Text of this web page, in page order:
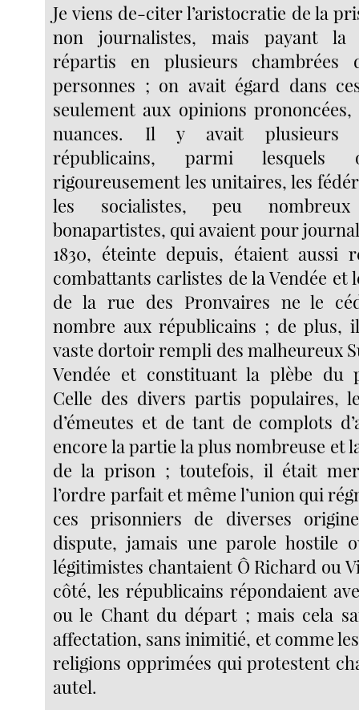
Je viens de-citer l’aristocratie de la
non journalistes, mais payant la
répartis en plusieurs
personnes ; on avait égard dans
seulement aux opinions
nuances. Il y avait plusieurs
républicains, parmi lesquels
rigoureusement les unitaires, les
les socialistes, peu
bonapartistes, qui avaient pour
1830, éteinte depuis, étaient aussi
combattants carlistes de la Vendée et
de la rue des Pronvaires ne le
nombre aux républicains ; de plus,
vaste dortoir rempli des malheureux
Vendée et constituant la plèbe du
Celle des divers partis populaires,
d’émeutes et de tant de complots
encore la partie la plus nombreuse et
de la prison ; toutefois, il était
l’ordre parfait et même l’union qui
ces prisonniers de diverses
dispute, jamais une parole hostile
légitimistes chantaient Ô Richard ou
côté, les républicains répondaient
ou le Chant du départ ; mais cela
affectation, sans inimitié, et comme
religions opprimées qui protestent
autel.